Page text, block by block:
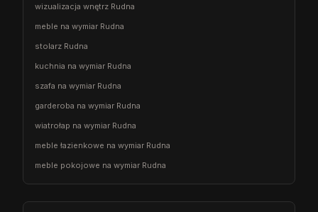
wizualizacja wnętrz Rudna
meble na wymiar Rudna
stolarz Rudna
kuchnia na wymiar Rudna
szafa na wymiar Rudna
garderoba na wymiar Rudna
wiatrołap na wymiar Rudna
meble łazienkowe na wymiar Rudna
meble pokojowe na wymiar Rudna